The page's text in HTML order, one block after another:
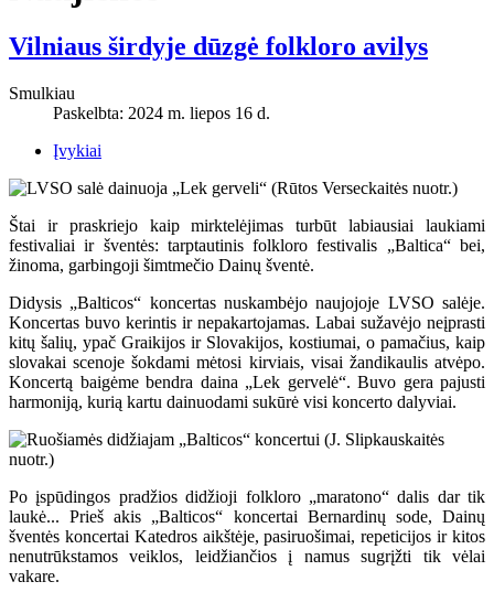
Vilniaus širdyje dūzgė folkloro avilys
Smulkiau
Paskelbta: 2024 m. liepos 16 d.
Įvykiai
Štai ir praskriejo kaip mirktelėjimas turbūt labiausiai laukiami
festivaliai ir šventės: tarptautinis folkloro festivalis „Baltica“ bei,
žinoma, garbingoji šimtmečio Dainų šventė.
Didysis „Balticos“ koncertas nuskambėjo naujojoje LVSO salėje.
Koncertas buvo kerintis ir nepakartojamas. Labai sužavėjo neįprasti
kitų šalių, ypač Graikijos ir Slovakijos, kostiumai, o pamačius, kaip
slovakai scenoje šokdami mėtosi kirviais, visai žandikaulis atvėpo.
Koncertą baigėme bendra daina „Lek gervelė“. Buvo gera pajusti
harmoniją, kurią kartu dainuodami sukūrė visi koncerto dalyviai.
Po įspūdingos pradžios didžioji folkloro „maratono“ dalis dar tik
laukė... Prieš akis „Balticos“ koncertai Bernardinų sode, Dainų
šventės koncertai Katedros aikštėje, pasiruošimai, repeticijos ir kitos
nenutrūkstamos veiklos, leidžiančios į namus sugrįžti tik vėlai
vakare.